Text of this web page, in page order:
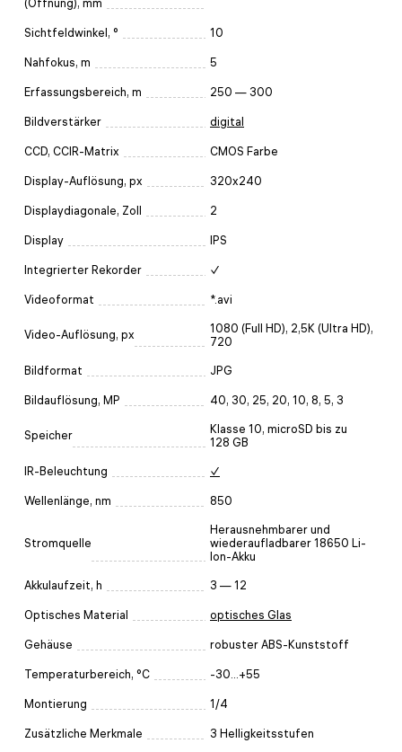
(Öffnung), mm
Sichtfeldwinkel, ° 10
Nahfokus, m 5
Erfassungsbereich, m 250 — 300
Bildverstärker digital
CCD, CCIR-Matrix CMOS Farbe
Display-Auflösung, px 320x240
Displaydiagonale, Zoll 2
Display IPS
Integrierter Rekorder ✓
Videoformat *.avi
Video-Auflösung, px
1080 (Full HD), 2,5K (Ultra HD),
720
Bildformat JPG
Bildauflösung, MP 40, 30, 25, 20, 10, 8, 5, 3
Speicher
Klasse 10, microSD bis zu
128 GB
IR-Beleuchtung ✓
Wellenlänge, nm 850
Stromquelle
Herausnehmbarer und
wiederaufladbarer 18650 Li-
Ion-Akku
Akkulaufzeit, h 3 — 12
Optisches Material optisches Glas
Gehäuse robuster ABS-Kunststoff
Temperaturbereich, °C -30...+55
Montierung 1/4
Zusätzliche Merkmale 3 Helligkeitsstufen